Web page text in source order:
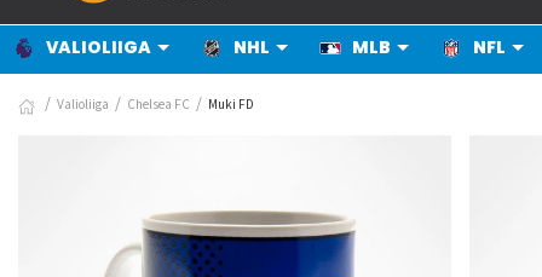
VALIOLIIGA NHL MLB NFL
Valioliiga Chelsea FC Muki FD